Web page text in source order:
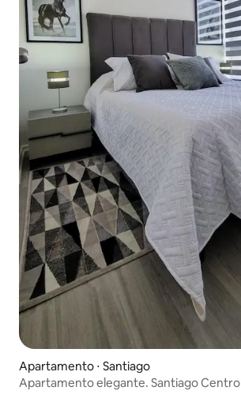
Apartamento ⋅ Santiago
Apartamento elegante. Santiago Centro